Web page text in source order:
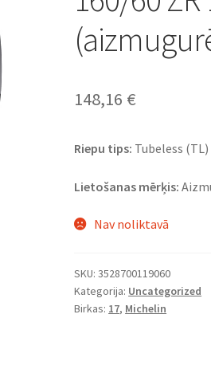
148,16 €
Riepu tips: Tubeless (TL)
Lietošanas mērķis:
Nav noliktavā
SKU:3528700119060
Kategorija: Uncategorized
Birkas: 17, Michelin